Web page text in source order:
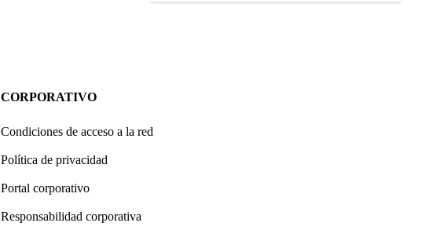
CORPORATIVO
Condiciones de acceso a la red
Política de privacidad
Portal corporativo
Responsabilidad corporativa